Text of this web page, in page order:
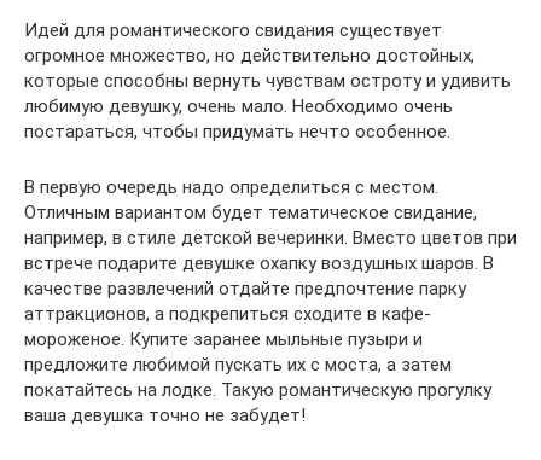
Идей для романтического свидания существует
огромное множество, но действительно достойных,
которые способны вернуть чувствам остроту и удивить
любимую девушку, очень мало. Необходимо очень
постараться, чтобы придумать нечто особенное.
В первую очередь надо определиться с местом.
Отличным вариантом будет тематическое свидание,
например, в стиле детской вечеринки. Вместо цветов при
встрече подарите девушке охапку воздушных шаров. В
качестве развлечений отдайте предпочтение парку
аттракционов, а подкрепиться сходите в кафе-
мороженое. Купите заранее мыльные пузыри и
предложите любимой пускать их с моста, а затем
покатайтесь на лодке. Такую романтическую прогулку
ваша девушка точно не забудет!